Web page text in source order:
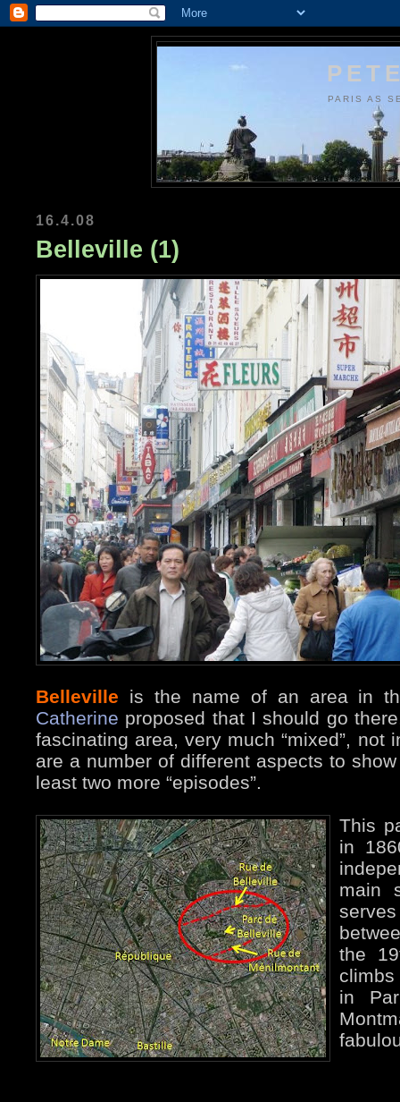
PARIS AS
16.4.08
Belleville (1)
Belleville is the name of an area in
Catherine proposed that I should go
fascinating area, very much “mixed”, not
are a number of different aspects to
least two more “episodes”.
This
in
main
the
in